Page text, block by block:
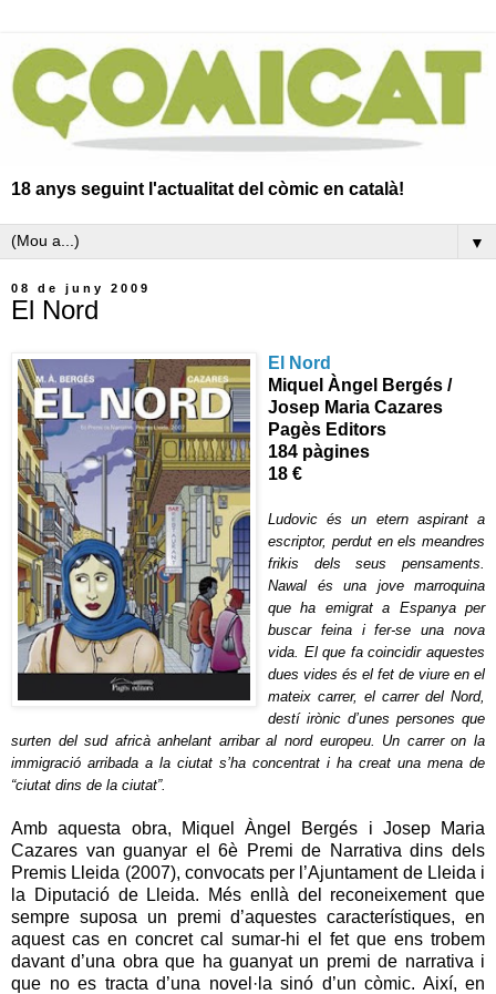
18 anys seguint l'actualitat del còmic en català!
▼
08 de juny 2009
El Nord
El Nord
Miquel Àngel Bergés /
Josep Maria Cazares
Pagès Editors
184 pàgines
18 €
Ludovic és un etern aspirant a
escriptor, perdut en els meandres
frikis dels seus pensaments.
Nawal és una jove marroquina
que ha emigrat a Espanya per
buscar feina i fer-se una nova
vida. El que fa coincidir aquestes
dues vides és el fet de viure en el
mateix carrer, el carrer del Nord,
destí irònic d’unes persones que
surten del sud africà anhelant arribar al nord europeu. Un carrer on la
immigració arribada a la ciutat s’ha concentrat i ha creat una mena de
“ciutat dins de la ciutat”.
Amb aquesta obra, Miquel Àngel Bergés i Josep Maria
Cazares van guanyar el 6è Premi de Narrativa dins dels
Premis Lleida (2007), convocats per l’Ajuntament de Lleida i
la Diputació de Lleida. Més enllà del reconeixement que
sempre suposa un premi d’aquestes característiques, en
aquest cas en concret cal sumar-hi el fet que ens trobem
davant d’una obra que ha guanyat un premi de narrativa i
que no es tracta d’una novel·la sinó d’un còmic. Així, en